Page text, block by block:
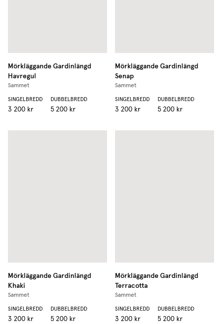
Mörkläggande Gardinlängd
Havregul
Sammet
SINGELBREDD
3 200 kr
DUBBELBREDD
5 200 kr
Mörkläggande Gardinlängd
Senap
Sammet
SINGELBREDD
3 200 kr
DUBBELBREDD
5 200 kr
Mörkläggande Gardinlängd
Khaki
Sammet
SINGELBREDD
3 200 kr
DUBBELBREDD
5 200 kr
Mörkläggande Gardinlängd
Terracotta
Sammet
SINGELBREDD
3 200 kr
DUBBELBREDD
5 200 kr